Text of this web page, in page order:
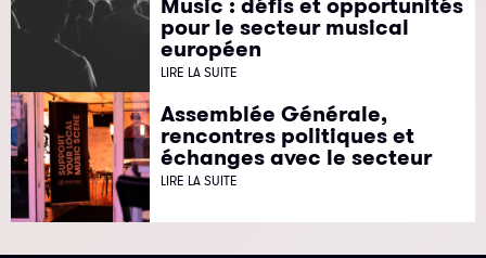
Music : défis et opportunités
pour le secteur musical
européen
LIRE LA SUITE
Assemblée Générale,
rencontres politiques et
échanges avec le secteur
LIRE LA SUITE